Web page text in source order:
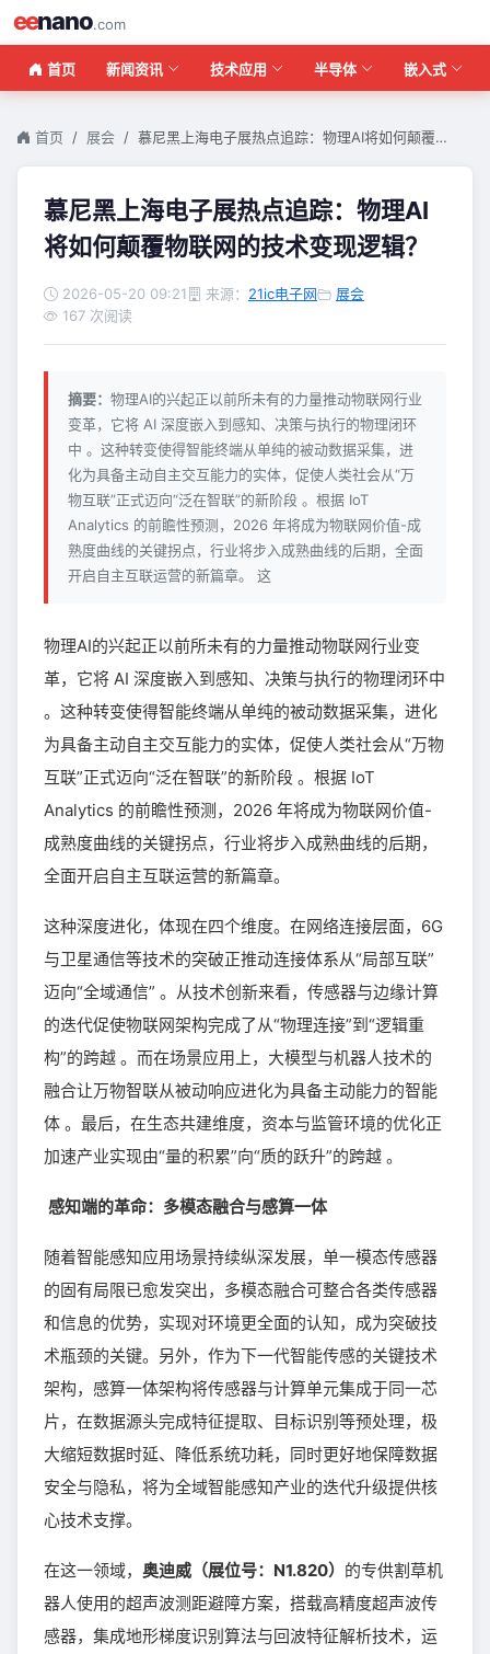
eenano.com
首页 新闻资讯 技术应用 半导体 嵌入式
首页 展会 慕尼黑上海电子展热点追踪：物理AI将如何颠覆…
慕尼黑上海电子展热点追踪：物理AI
将如何颠覆物联网的技术变现逻辑？
2026-05-20 09:21 来源： 21ic电子网
展会
167 次阅读
摘要： 物理AI的兴起正以前所未有的力量推动物联网行业
变革，它将 AI 深度嵌入到感知、决策与执行的物理闭环
中 。这种转变使得智能终端从单纯的被动数据采集，进
化为具备主动自主交互能力的实体，促使人类社会从“万
物互联”正式迈向“泛在智联”的新阶段 。根据 IoT
Analytics 的前瞻性预测，2026 年将成为物联网价值-成
熟度曲线的关键拐点，行业将步入成熟曲线的后期，全面
开启自主互联运营的新篇章。 这
物理AI的兴起正以前所未有的力量推动物联网行业变
革，它将 AI 深度嵌入到感知、决策与执行的物理闭环中
。这种转变使得智能终端从单纯的被动数据采集，进化
为具备主动自主交互能力的实体，促使人类社会从“万物
互联”正式迈向“泛在智联”的新阶段 。根据 IoT
Analytics 的前瞻性预测，2026 年将成为物联网价值-
成熟度曲线的关键拐点，行业将步入成熟曲线的后期，
全面开启自主互联运营的新篇章。
这种深度进化，体现在四个维度。在网络连接层面，6G
与卫星通信等技术的突破正推动连接体系从“局部互联”
迈向“全域通信” 。从技术创新来看，传感器与边缘计算
的迭代促使物联网架构完成了从“物理连接”到“逻辑重
构”的跨越 。而在场景应用上，大模型与机器人技术的
融合让万物智联从被动响应进化为具备主动能力的智能
体 。最后，在生态共建维度，资本与监管环境的优化正
加速产业实现由“量的积累”向“质的跃升”的跨越 。
感知端的革命：多模态融合与感算一体
随着智能感知应用场景持续纵深发展，单一模态传感器
的固有局限已愈发突出，多模态融合可整合各类传感器
和信息的优势，实现对环境更全面的认知，成为突破技
术瓶颈的关键。另外，作为下一代智能传感的关键技术
架构，感算一体架构将传感器与计算单元集成于同一芯
片，在数据源头完成特征提取、目标识别等预处理，极
大缩短数据时延、降低系统功耗，同时更好地保障数据
安全与隐私，将为全域智能感知产业的迭代升级提供核
心技术支撑。
在这一领域， 奥迪威（展位号：N1.820） 的专供割草机
器人使用的超声波测距避障方案，搭载高精度超声波传
感器，集成地形梯度识别算法与回波特征解析技术，运